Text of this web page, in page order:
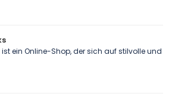
ist ein Online-Shop, der sich auf stilvolle und